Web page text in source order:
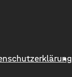
Bad